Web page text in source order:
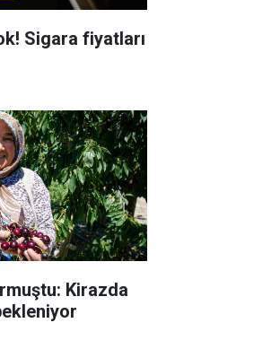
Sigara fiyatları
Kirazda